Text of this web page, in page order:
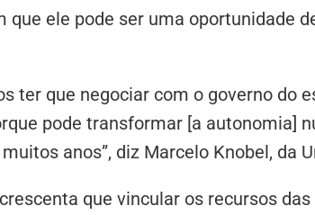
que ele pode ser uma oportunidade
ter que negociar com o governo do
pode transformar [a autonomia]
anos”, diz Marcelo Knobel, da
que vincular os recursos